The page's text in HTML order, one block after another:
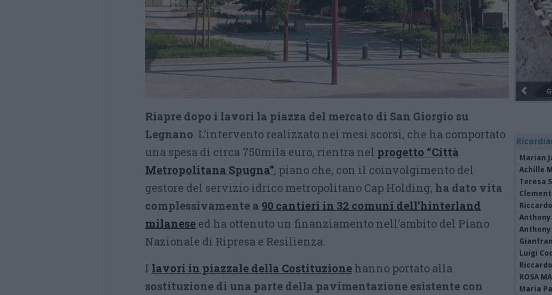
Riapre dopo i lavori la piazza del mercato di San Giorgio su
Legnano. L’intervento realizzato nei mesi scorsi, che ha comportato
una spesa di circa 750mila euro, rientra nel progetto “Città
Metropolitana Spugna”, piano che, con il coinvolgimento del
gestore del servizio idrico metropolitano Cap Holding, ha dato vita
complessivamente a 90 cantieri in 32 comuni dell’hinterland
milanese ed ha ottenuto un finanziamento nell’ambito del Piano
Nazionale di Ripresa e Resilienza.
I lavori in piazzale della Costituzione hanno portato alla
sostituzione di una parte della pavimentazione esistente con
Marian
Achille
Teresa
Luigi
ROSA
Maria